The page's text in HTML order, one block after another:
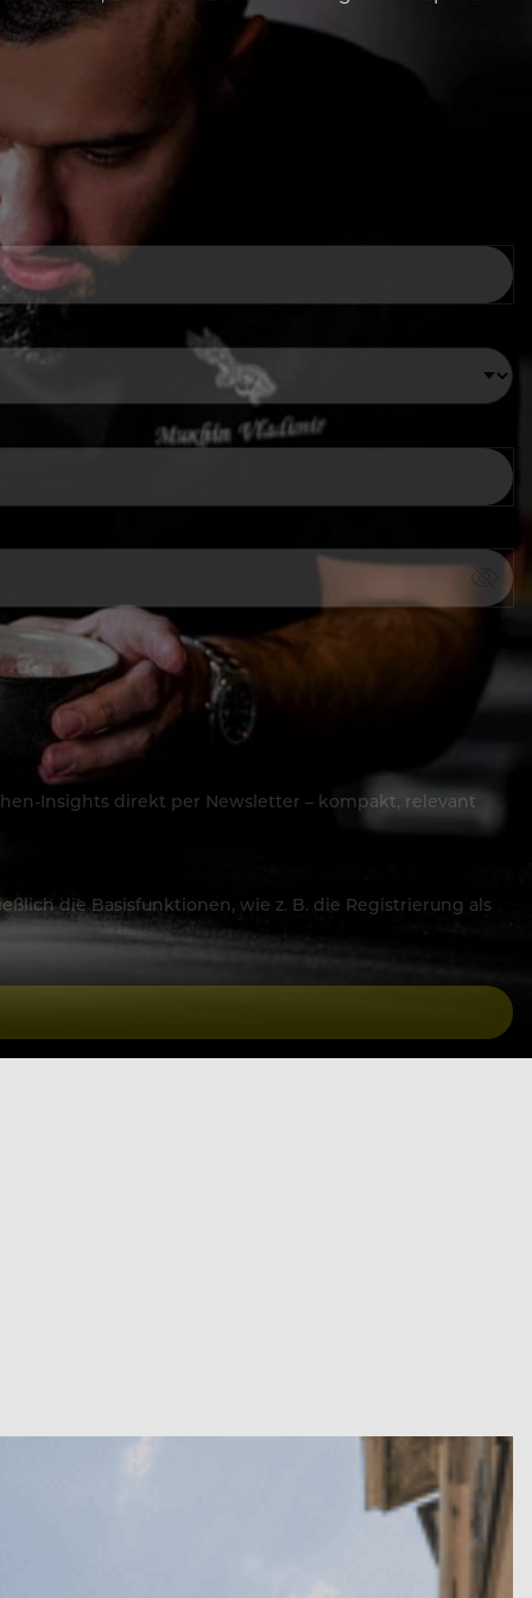
Insights direkt per Newsletter – kompakt, relevant
die Basisfunktionen, wie z. B. die Registrierung als